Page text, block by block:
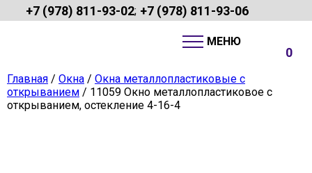
+7 (978) 811-93-02; +7 (978) 811-93-06
0
Главная / Окна / Окна металлопластиковые с
открыванием / 11059 Окно металлопластиковое с
открыванием, остекление 4-16-4